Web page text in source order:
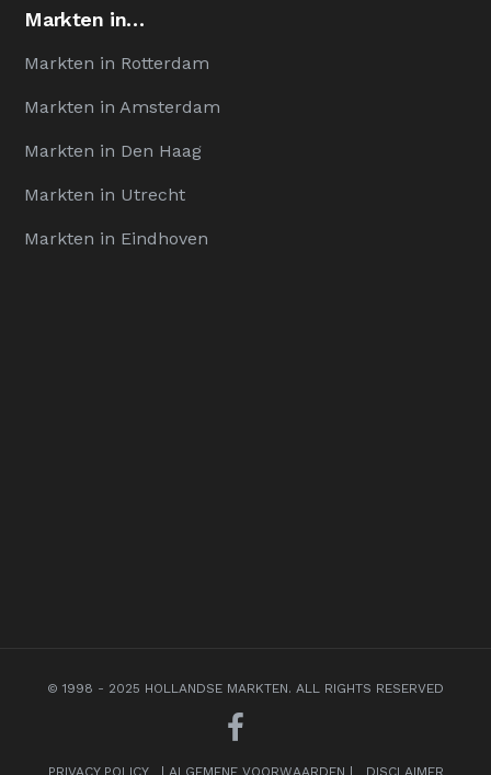
Markten in…
Markten in Rotterdam
Markten in Amsterdam
Markten in Den Haag
Markten in Utrecht
Markten in Eindhoven
© 1998 - 2025 HOLLANDSE MARKTEN. ALL RIGHTS RESERVED
PRIVACY POLICY | ALGEMENE VOORWAARDEN | DISCLAIMER